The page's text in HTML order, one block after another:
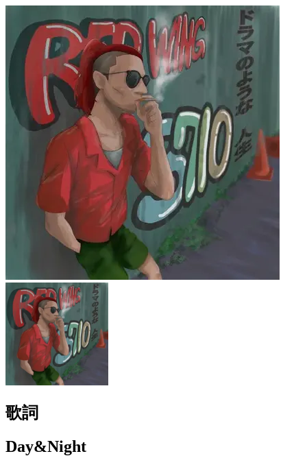
歌詞
Day&Night